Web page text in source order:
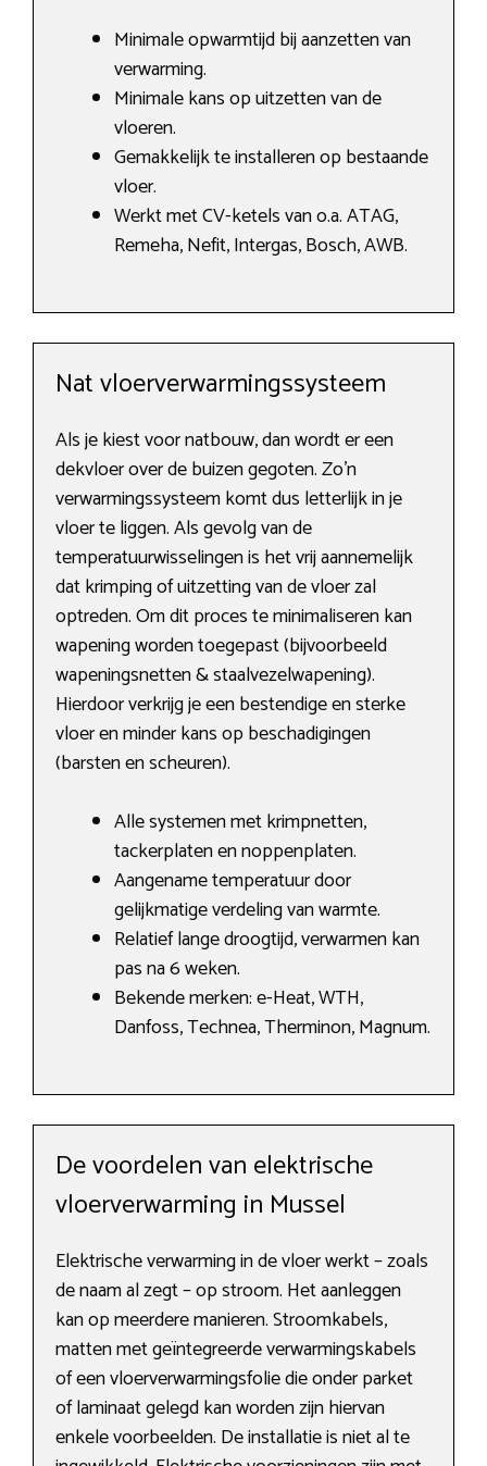
Minimale opwarmtijd bij aanzetten van
verwarming.
Minimale kans op uitzetten van de
vloeren.
Gemakkelijk te installeren op bestaande
vloer.
Werkt met CV-ketels van o.a. ATAG,
Remeha, Nefit, Intergas, Bosch, AWB.
Nat vloerverwarmingssysteem
Als je kiest voor natbouw, dan wordt er een
dekvloer over de buizen gegoten. Zo’n
verwarmingssysteem komt dus letterlijk in je
vloer te liggen. Als gevolg van de
temperatuurwisselingen is het vrij aannemelijk
dat krimping of uitzetting van de vloer zal
optreden. Om dit proces te minimaliseren kan
wapening worden toegepast (bijvoorbeeld
wapeningsnetten & staalvezelwapening).
Hierdoor verkrijg je een bestendige en sterke
vloer en minder kans op beschadigingen
(barsten en scheuren).
Alle systemen met krimpnetten,
tackerplaten en noppenplaten.
Aangename temperatuur door
gelijkmatige verdeling van warmte.
Relatief lange droogtijd, verwarmen kan
pas na 6 weken.
Bekende merken: e-Heat, WTH,
Danfoss, Technea, Therminon, Magnum.
De voordelen van elektrische
vloerverwarming in Mussel
Elektrische verwarming in de vloer werkt – zoals
de naam al zegt – op stroom. Het aanleggen
kan op meerdere manieren. Stroomkabels,
matten met geïntegreerde verwarmingskabels
of een vloerverwarmingsfolie die onder parket
of laminaat gelegd kan worden zijn hiervan
enkele voorbeelden. De installatie is niet al te